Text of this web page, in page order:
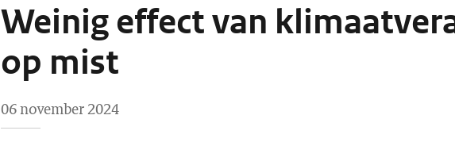
Weinig effect van
op mist
06 november 2024